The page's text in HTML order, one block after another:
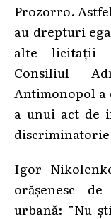
Prozorro.
au drepturi
alte licitații
Consiliul
Antimonopol
a unui act de
Igor
orășenesc
urbană: ”Nu